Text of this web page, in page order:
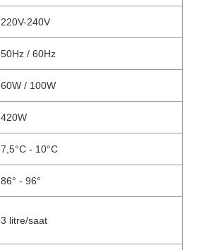
220V-240V
50Hz / 60Hz
60W / 100W
420W
7,5°C - 10°C
86° - 96°
3 litre/saat